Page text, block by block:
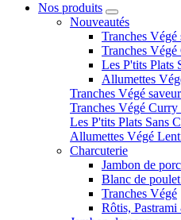
Nos produits
Nouveautés
Tranches Végé
Tranches
Les P'tits Plats
Allumettes
Tranches Végé
Tranches Végé
Les P'tits Plats Sans
Allumettes Végé
Charcuterie
Jambon de porc
Blanc de
Tranches Végé
Rôtis,